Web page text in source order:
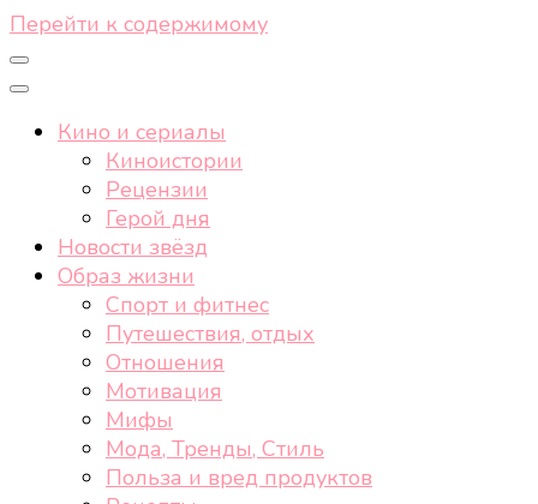
Перейти к содержимому
Кино и сериалы
Киноистории
Рецензии
Герой дня
Новости звёзд
Образ жизни
Спорт и фитнес
Путешествия, отдых
Отношения
Мотивация
Мифы
Мода, Тренды, Стиль
Польза и вред продуктов